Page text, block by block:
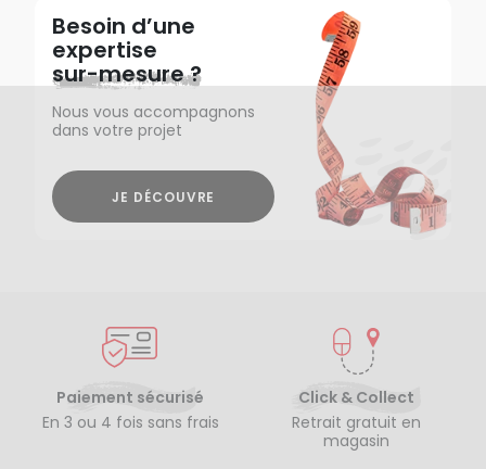
Besoin d’une
expertise
sur-mesure ?
Nous vous accompagnons
dans votre projet
JE DÉCOUVRE
Paiement sécurisé
En 3 ou 4 fois sans frais
Click & Collect
Retrait gratuit en
magasin